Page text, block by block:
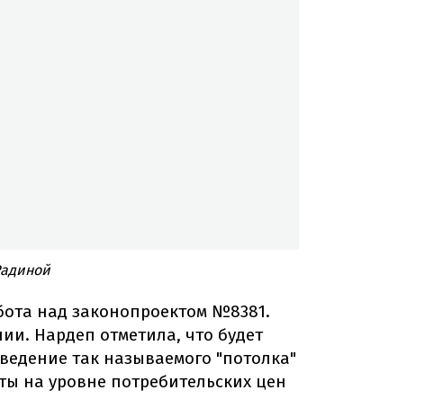
над законопроектом №8381.
Нардеп отметила, что будет
так называемого "потолка"
на уровне потребительских цен